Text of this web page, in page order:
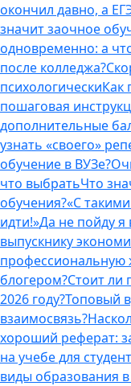
окончил давно, а
значит заочное
одновременно: а
после колледжа?
психологическиКак
пошаговая
дополнительные
узнать «своего»
обучение в ВУЗе?
что выбратьЧто
обучения?«С
идти!»Да не пойду я
выпускнику
профессиональную
блогером?Стоит ли
2026 году?Топовый
взаимосвязь?
хороший реферат:
на учебе для
виды образования